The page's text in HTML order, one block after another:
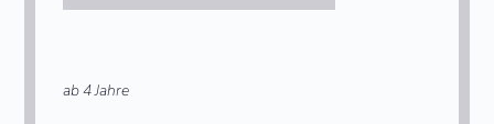
ab 4 Jahre